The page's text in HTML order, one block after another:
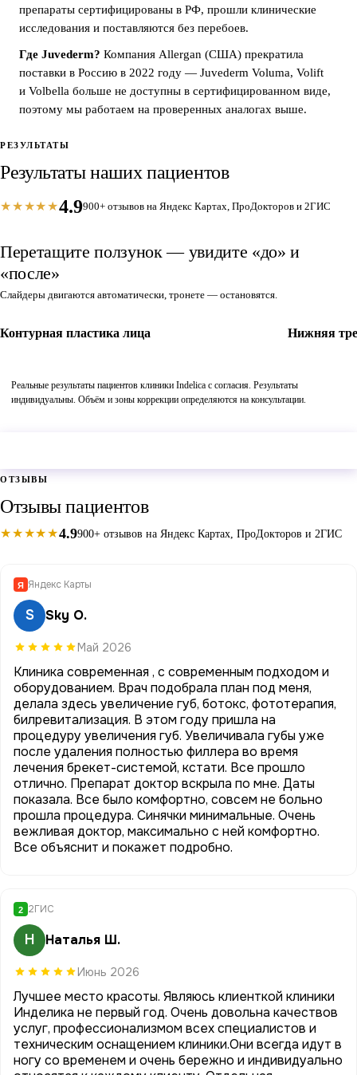
препараты сертифицированы в РФ, прошли клинические
исследования и поставляются без перебоев.
Где Juvederm? Компания Allergan (США) прекратила
поставки в Россию в 2022 году — Juvederm Voluma, Volift
и Volbella больше не доступны в сертифицированном виде,
поэтому мы работаем на проверенных аналогах выше.
РЕЗУЛЬТАТЫ
Результаты наших пациентов
★★★★★4.9900+ отзывов на Яндекс Картах, ПроДокторов и 2ГИС
Перетащите ползунок — увидите «до» и
«после»
Слайдеры двигаются автоматически, тронете — остановятся.
ДО
Контурная пластика лица ДО
Нижняя
Реальные результаты пациентов клиники Indelica с согласия. Результаты
индивидуальны. Объём и зоны коррекции определяются на консультации.
ОТЗЫВЫ
Отзывы пациентов
★★★★★4.9900+ отзывов на Яндекс Картах, ПроДокторов и 2ГИС
Я Яндекс Карты
S Sky O.
Май 2026
Клиника современная , с современным подходом и
оборудованием. Врач подобрала план под меня,
делала здесь увеличение губ, ботокс, фототерапия,
билревитализация. В этом году пришла на
процедуру увеличения губ. Увеличивала губы уже
после удаления полностью филлера во время
лечения брекет-системой, кстати. Все прошло
отлично. Препарат доктор вскрыла по мне. Даты
показала. Все было комфортно, совсем не больно
прошла процедура. Синячки минимальные. Очень
вежливая доктор, максимально с ней комфортно.
Все объяснит и покажет подробно.
2 2ГИС
Н Наталья Ш.
Июнь 2026
Лучшее место красоты. Являюсь клиенткой клиники
Инделика не первый год. Очень довольна качествов
услуг, профессионализмом всех специалистов и
техническим оснащением клиники.Они всегда идут в
ногу со временем и очень бережно и индивидуально